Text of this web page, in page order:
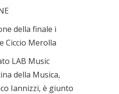
della finale i
Ciccio Merolla
LAB Music
della Musica,
Iannizzi, è giunto